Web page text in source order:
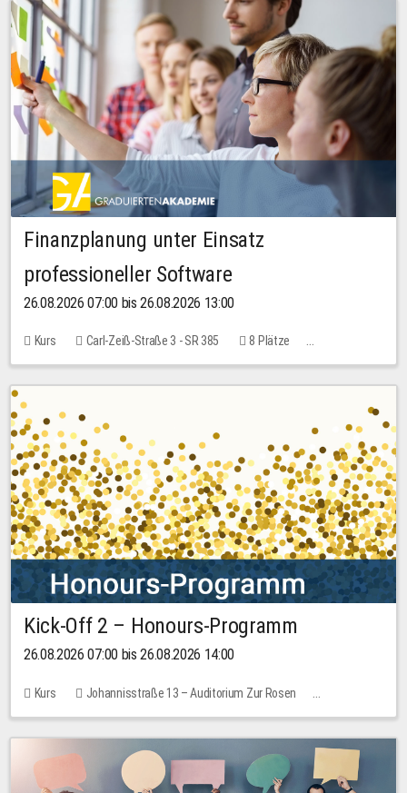
Finanzplanung unter Einsatz
professioneller Software
26.08.2026 07:00 bis 26.08.2026 13:00
Kurs Carl-Zeiß-Straße 3 - SR 385
8 Plätze
20,00 EUR
Kick-Off 2 – Honours-Programm
26.08.2026 07:00 bis 26.08.2026 14:00
Kurs
Johannisstraße 13 – Auditorium Zur Rosen
Keine freien Plätze